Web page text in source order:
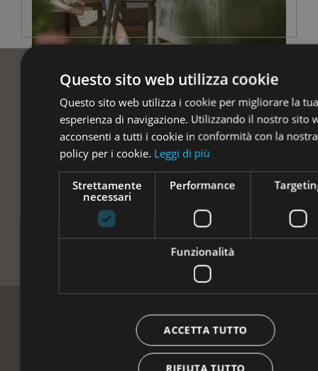
“Vi accogliamo come ospiti,
Questo sito web utilizza cookie
Questo sito web utilizza i cookie per migliorare la tua
esperienza di navigazione. Utilizzando il nostro sito
acconsenti a tutti i cookie in conformità con la nostra
policy per i cookie. Leggi di più
Strettamente
necessari
Performance
Funzionalità
ACCETTA TUTTO
RIFIUTA TUTTO